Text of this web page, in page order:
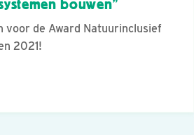
bouwen”
voor de Award Natuurinclusief
2021!